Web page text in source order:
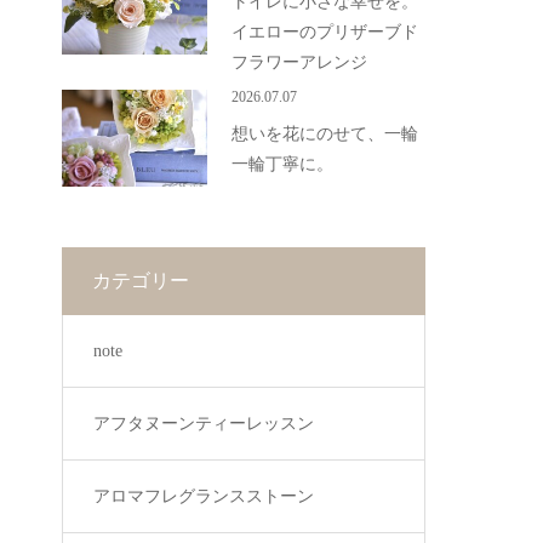
イエローのプリザーブド
フラワーアレンジ
2026.07.07
想いを花にのせて、一輪
一輪丁寧に。
カテゴリー
note
アフタヌーンティーレッスン
アロマフレグランスストーン